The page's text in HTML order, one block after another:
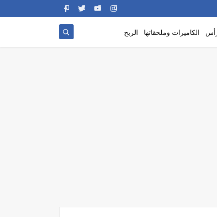
الكاميرات وملحقاتها الربح